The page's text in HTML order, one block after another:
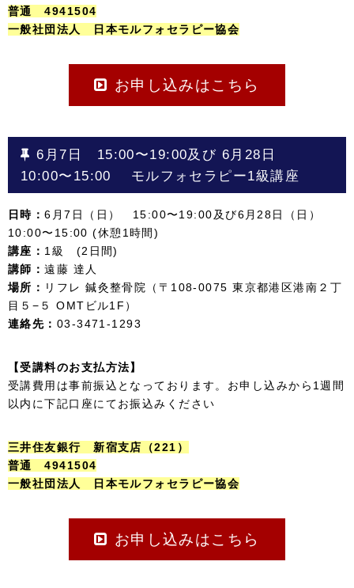
普通 4941504
一般社団法人 日本モルフォセラピー協会
お申し込みはこちら
6月7日 15:00〜19:00及び 6月28日
10:00〜15:00
モルフォセラピー1級講座
日時：6月7日（日） 15:00〜19:00及び6月28日（日）
10:00〜15:00 (休憩1時間)
講座： 1級 (2日間)
講師：遠藤 達人
場所： リフレ 鍼灸整骨院（〒108-0075 東京都港区港南２丁
目５−５ OMTビル1F）
連絡先： 03-3471-1293
【受講料のお支払方法】
受講費用は事前振込となっております。お申し込みから1週間
以内に下記口座にてお振込みください
三井住友銀行 新宿支店（221）
普通 4941504
一般社団法人 日本モルフォセラピー協会
お申し込みはこちら